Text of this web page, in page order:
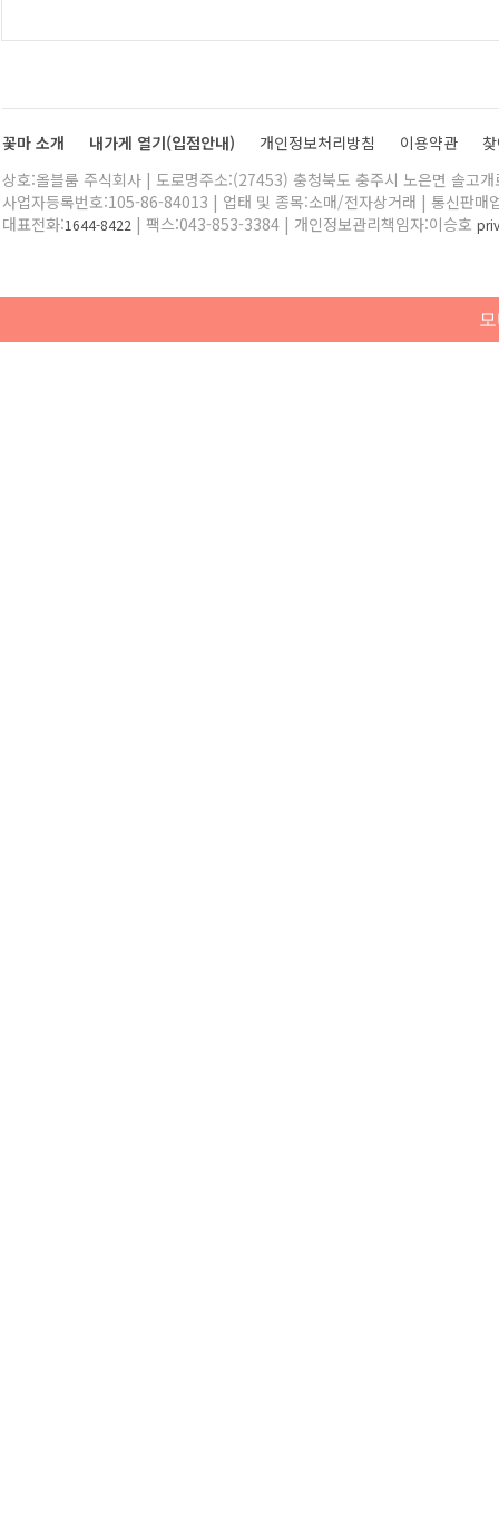
꽃마 소개 내가게 열기(입점안내) 개인정보처리방침 이용약관
상호:올블룸 주식회사 | 도로명주소:(27453) 충청북도 충주시 노은면 솔고
사업자등록번호:105-86-84013 | 업태 및 종목:소매/전자상거래 | 통신판매
대표전화:1644-8422 | 팩스:043-853-3384 | 개인정보관리책임자:이승호